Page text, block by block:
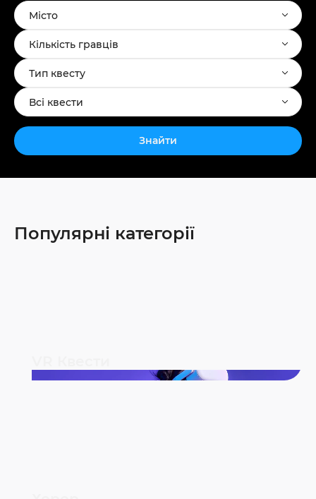
Місто
Кількість гравців
Тип квесту
Всі квести
Знайти
Популярні категорії